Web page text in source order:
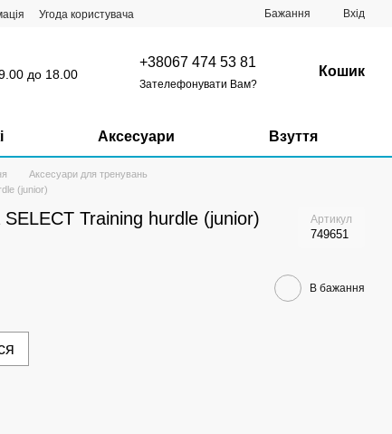
Угода користувача Бажання Вхід
до 18.00
+38067 474 53 81
Зателефонувати Вам?
Кошик
Аксесуари Взуття
Аксесуари для тренувань
(junior)
Training hurdle (junior) Артикул
749651
В бажання